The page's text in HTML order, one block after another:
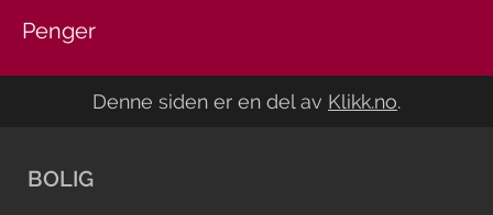
Penger
Denne siden er en del av Klikk.no.
BOLIG